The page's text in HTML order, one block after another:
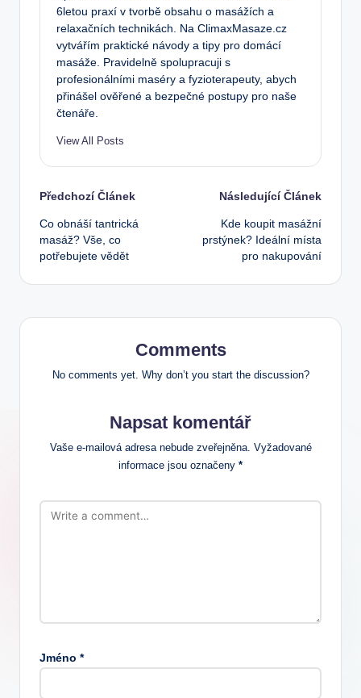
6letou praxí v tvorbě obsahu o masážích a
relaxačních technikách. Na ClimaxMasaze.cz
vytvářím praktické návody a tipy pro domácí
masáže. Pravidelně spolupracuji s
profesionálními maséry a fyzioterapeuty, abych
přinášel ověřené a bezpečné postupy pro naše
čtenáře.
View All Posts
Post
navigation
Předchozí Článek
Co obnáší tantrická
masáž? Vše, co
potřebujete vědět
Následující Článek
Kde koupit masážní
prstýnek? Ideální místa
pro nakupování
Comments
No comments yet. Why don’t you start the discussion?
Napsat komentář
Vaše e-mailová adresa nebude zveřejněna. Vyžadované
informace jsou označeny *
Jméno *